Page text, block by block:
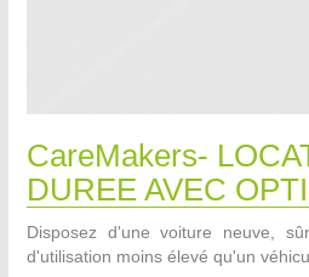
CareMakers-
DUREE AVEC
Disposez d'une voiture neuve,
d'utilisation moins élevé qu'un